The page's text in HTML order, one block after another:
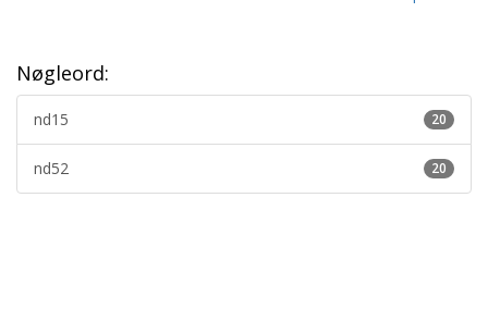
Nøgleord:
20
nd15
20
nd52